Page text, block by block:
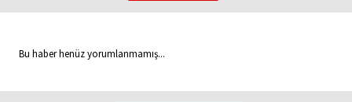
Bu haber henüz yorumlanmamış...